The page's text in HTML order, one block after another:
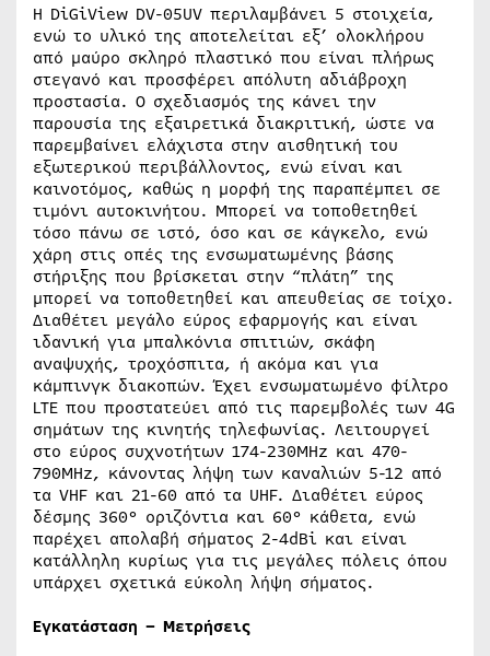
Η DiGiView DV-05UV περιλαμβάνει 5 στοιχεία,
ενώ το υλικό της αποτελείται εξ’ ολοκλήρου
από μαύρο σκληρό πλαστικό που είναι πλήρως
στεγανό και προσφέρει απόλυτη αδιάβροχη
προστασία. Ο σχεδιασμός της κάνει την
παρουσία της εξαιρετικά διακριτική, ώστε να
παρεμβαίνει ελάχιστα στην αισθητική του
εξωτερικού περιβάλλοντος, ενώ είναι και
καινοτόμος, καθώς η μορφή της παραπέμπει σε
τιμόνι αυτοκινήτου. Μπορεί να τοποθετηθεί
τόσο πάνω σε ιστό, όσο και σε κάγκελο, ενώ
χάρη στις οπές της ενσωματωμένης βάσης
στήριξης που βρίσκεται στην “πλάτη” της
μπορεί να τοποθετηθεί και απευθείας σε τοίχο.
Διαθέτει μεγάλο εύρος εφαρμογής και είναι
ιδανική για μπαλκόνια σπιτιών, σκάφη
αναψυχής, τροχόσπιτα, ή ακόμα και για
κάμπινγκ διακοπών. Έχει ενσωματωμένο φίλτρο
LTE που προστατεύει από τις παρεμβολές των 4G
σημάτων της κινητής τηλεφωνίας. Λειτουργεί
στο εύρος συχνοτήτων 174-230MHz και 470-
790MHz, κάνοντας λήψη των καναλιών 5-12 από
τα VHF και 21-60 από τα UHF. Διαθέτει εύρος
δέσμης 360° οριζόντια και 60° κάθετα, ενώ
παρέχει απολαβή σήματος 2-4dBi και είναι
κατάλληλη κυρίως για τις μεγάλες πόλεις όπου
υπάρχει σχετικά εύκολη λήψη σήματος.
Εγκατάσταση – Μετρήσεις